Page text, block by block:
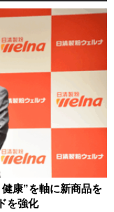
康”を軸に新商品を
を強化